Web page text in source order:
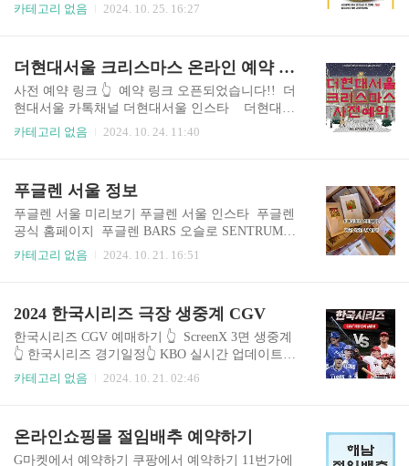
하시고 방문하셔서 빠르게 예약하세요. 이마트 점
포찾기
카테고리 없음 2024. 10. 25. 16:27
더현대서울 크리스마스 온라인 예약 링크
사전 예약 링크 👆️ 예약 링크 오픈되었습니다!! 더
현대서울 카톡채널 더현대서울 인스타 더현대서
울 크리스마스 예약 LE GRAND THEATRE 해리의
예약 가능 기간11/1 금 ~ 11/15 금11/11 월 휴점일
미운영
카테고리 없음 2024. 10. 24. 11:40
푸글렌 서울 정보
푸글렌 서울 미리보기 푸글렌 서울 인스타 푸글렌
공식 홈페이지 푸글렌 BARS 오슬로 SENTRUM👆️
도쿄 TOMIGAYA👆️ 오슬로 GAMLEBYEN👆️ 도쿄 A
동에 1호점을 오픈합니다. Fuglen은 북유럽 빈티지
가 넘치는 인테리어와 함께 스페셜티 원두를 사용
하여 최상의 커피 맛을 제공합니다. 커피와 함께 특
별한 칵테일도 함께 즐길 수 있습니다. 이제 서울에
서도 푸글렌의 감성이 가득한 카페를 직접 경험할
카테고리 없음 2024. 10. 21. 16:51
2024 한국시리즈 극장 생중계 CGV
한국시리즈 CGV 예매하기 👆️ ScreenX 3면 생중계
👆️ 한국시리즈 경기일정👆️ KBO 실시간 업데이트
👆️ 예매관련 인터파크 확인 👆️ 위 버튼을 누르면 해
광주용봉, 광주첨단, 광주터미널, 광주하남, 구로,
구리, 대구, 대구스타디움, 대구아카데미, 대구죽
카테고리 없음 2024. 10. 21. 02:46
온라인쇼핑몰 절임배추 예약하기
G마켓에서 예약하기 쿠팡에서 예약하기 11번가에